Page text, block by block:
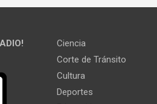
Ciencia
Corte de Tránsito
Cultura
Deportes